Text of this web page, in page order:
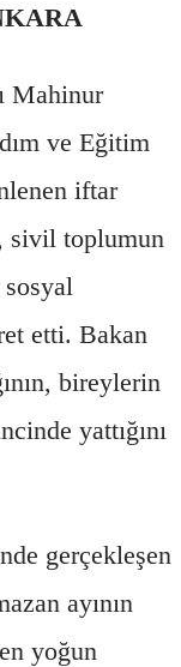
Mahinur
ve Eğitim
iftar
sivil toplumun
etti. Bakan
bireylerin
yattığını
gerçekleşen
ayının
yoğun